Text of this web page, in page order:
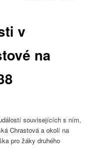
v
na
souvisejících s ním,
Chrastová a okolí na
pro žáky druhého